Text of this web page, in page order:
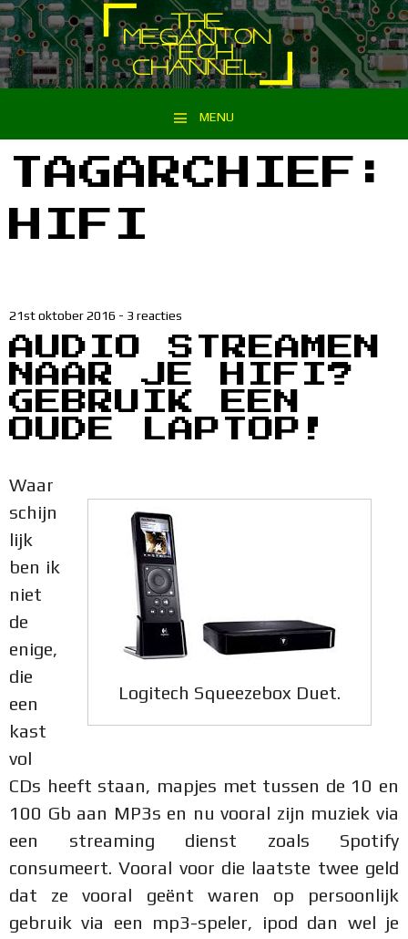
MENU
Spring naar inhoud
TAGARCHIEF:
HIFI
21st oktober 2016 - 3 reacties
AUDIO STREAMEN
NAAR JE HIFI?
GEBRUIK EEN
OUDE LAPTOP!
Logitech Squeezebox Duet.
Waar
schijn
lijk
ben ik
niet
de
enige,
die
een
kast
vol
CDs heeft staan, mapjes met tussen de 10 en
100 Gb aan MP3s en nu vooral zijn muziek via
een streaming dienst zoals Spotify
consumeert. Vooral voor die laatste twee geld
dat ze vooral geënt waren op persoonlijk
gebruik via een mp3-speler, ipod dan wel je